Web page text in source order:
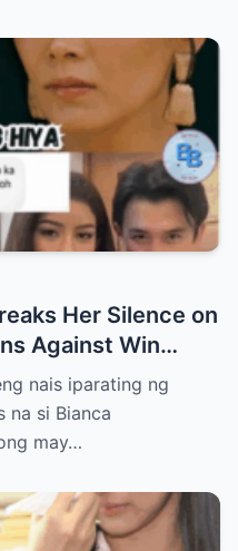
Her Silence on
Against Win
to Say Will
nais iparating ng
na si Bianca
may…